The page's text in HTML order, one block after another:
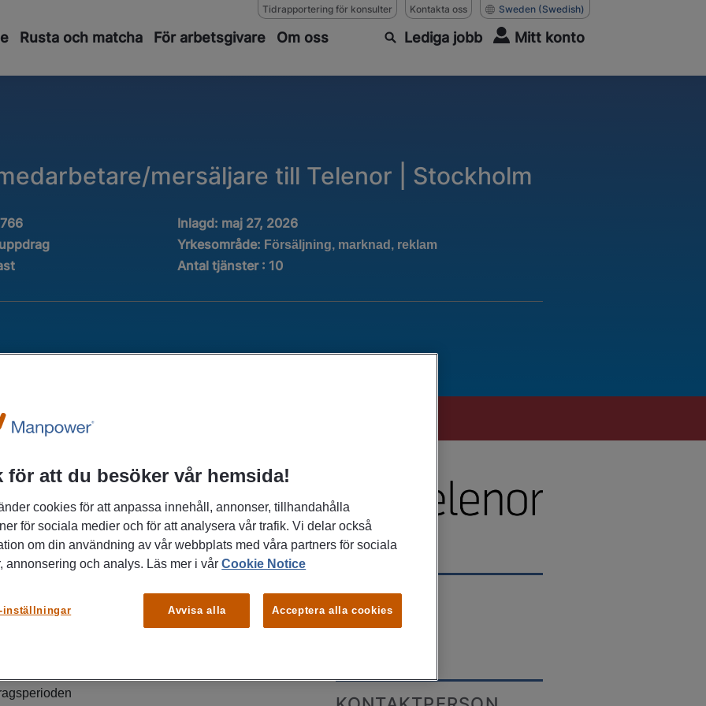
Tidrapportering för konsulter Kontakta oss Sweden (Swedish)
Rusta och matcha För arbetsgivare Om oss Lediga jobb Mitt konto
mersäljare till Telenor | Stockholm
Inlagd: maj 27, 2026
Yrkesområde: Försäljning, marknad, reklam
Antal tjänster : 10
och försäljning i en roll där du gör
dag? Hos oss får du inte bara en
också möjlighet att påverka din lön
en attraktiv provisionsmodell. Här
och viljan att utvecklas. Det är din
långt du kan gå! Välkommen med din
kundtjänstteam i Solna!
PLATS
Solna
för att du besöker vår hemsida!
cookies för att anpassa innehåll, annonser, tillhandahålla
för sociala medier och för att analysera vår trafik. Vi delar också
om din användning av vår webbplats med våra partners för sociala
annonsering och analys. Läs mer i vårCookie Notice
Avvisa alla Acceptera alla cookies
inställningar